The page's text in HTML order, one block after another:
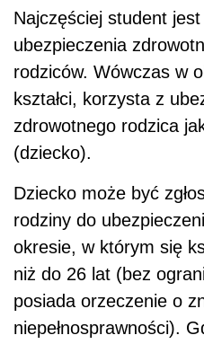
Najczęściej student jest
ubezpieczenia
rodziców. Wówczas w
kształci, korzysta z
zdrowotnego rodzica
(dziecko).
Dziecko może być
rodziny do
okresie, w którym się
niż do 26 lat (bez
posiada orzeczenie o
niepełnosprawności).